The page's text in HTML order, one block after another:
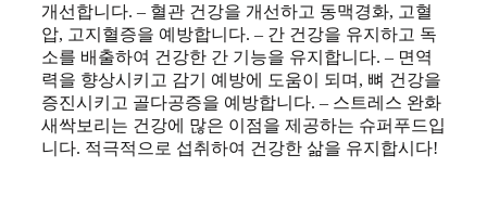
개선합니다. – 혈관 건강을 개선하고 동맥경화, 고혈
압, 고지혈증을 예방합니다. – 간 건강을 유지하고 독
소를 배출하여 건강한 간 기능을 유지합니다. – 면역
력을 향상시키고 감기 예방에 도움이 되며, 뼈 건강을
증진시키고 골다공증을 예방합니다. – 스트레스 완화
새싹보리는 건강에 많은 이점을 제공하는 슈퍼푸드입
니다. 적극적으로 섭취하여 건강한 삶을 유지합시다!